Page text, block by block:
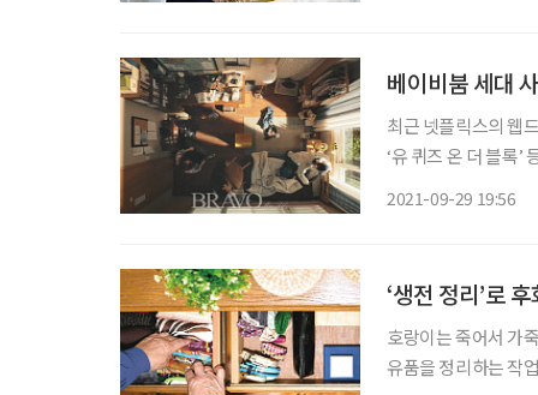
베이비붐 세대
최근 넷플릭스의 웹
‘유 퀴즈 온 더 블록
2021-09-29 19:56
‘생전 정리’로
호랑이는 죽어서 가
유품을 정리하는 작